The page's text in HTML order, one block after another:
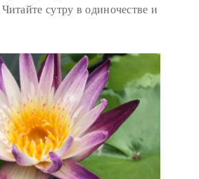
сутру в одиночестве и